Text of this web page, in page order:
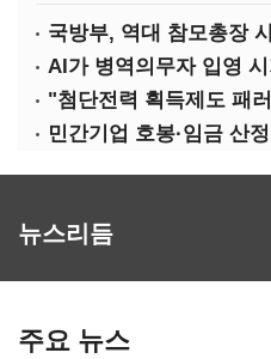
AI가 병역의무자 입영
민간기업 호봉·임금 산
뉴스리듬
주요 뉴스